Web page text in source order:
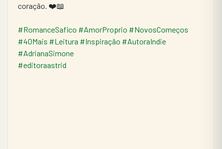
coração. ❤️📖
#RomanceSafico #AmorProprio #NovosComeços
#40Mais #Leitura #Inspiração #AutoraIndie
#AdrianaSimone
#editoraastrid